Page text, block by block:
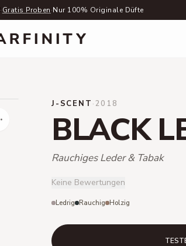
·Gratis Proben·Nur 100% Originale Düfte
J-SCENT ·2018
BLACK
Rauchiges Leder & Tabak
Keine Bewertungen
Ledrig Rauchig Holzig